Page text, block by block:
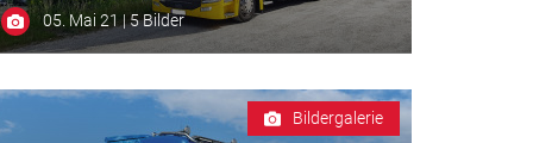
05. Mai 21 | 5 Bilder
Bildergalerie